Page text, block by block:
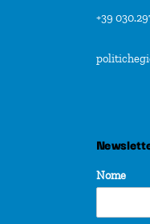
+39
Nome